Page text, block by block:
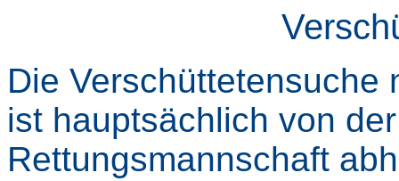
Die Verschüttetensuche
ist hauptsächlich von
Rettungsmannschaft